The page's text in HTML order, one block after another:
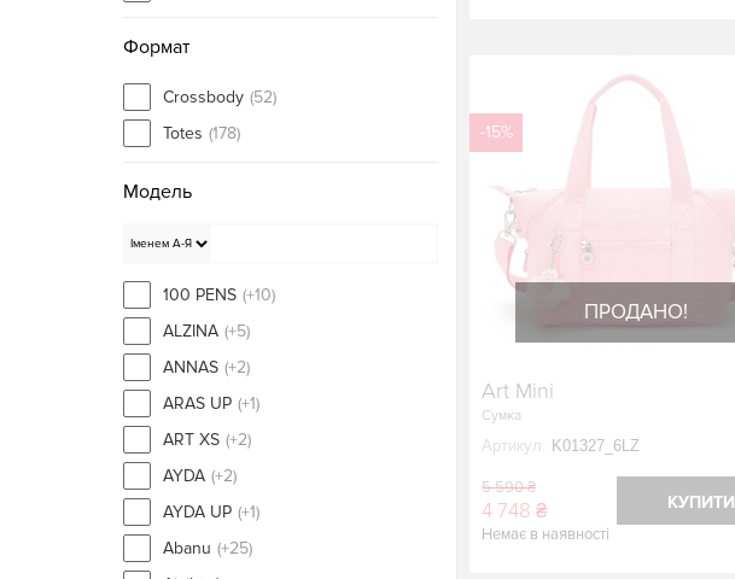
Формат
Crossbody (52)
Totes (178)
Модель
100 PENS (+10)
ALZINA (+5)
ANNAS (+2)
ARAS UP (+1)
ART XS (+2)
AYDA (+2)
AYDA UP (+1)
Abanu (+25)
ПРОДАНО!
-15%
Art Mini
Сумка
Артикул: K01327_6LZ
5 590 ₴
4 748 ₴
Немає в наявності
КУПИТИ